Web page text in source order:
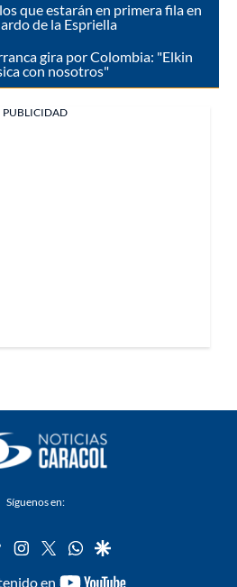
que estarán en primera fila en
de la Espriella
gira por Colombia: "Elkin
con nosotros"
PUBLICIDAD
Síguenos en:
tiktok instagram
twitterwhatsapp
google
en
youtube-